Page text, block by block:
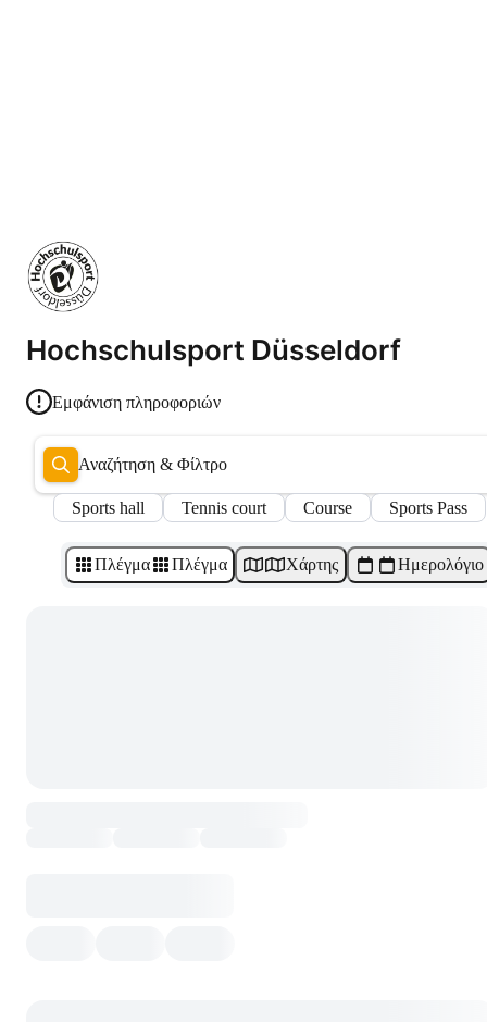
Hochschulsport Düsseldorf
Εμφάνιση πληροφοριών
Αναζήτηση & Φίλτρο
Sports hall Tennis court Course Sports Pass
Πλέγμα Πλέγμα Χάρτης Ημερολόγιο